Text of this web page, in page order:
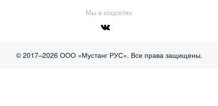
Мы в соцсетях
© 2017–2026 ООО «Мустанг РУС». Все права защищены.